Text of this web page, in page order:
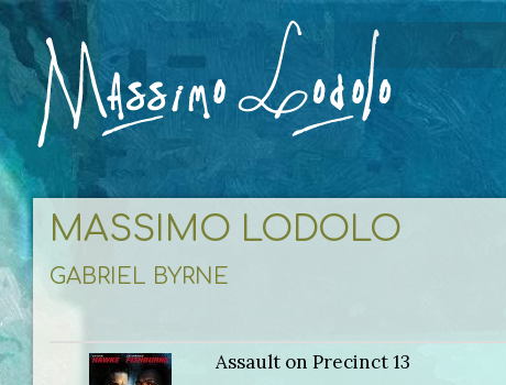
MASSIMO LODOLO
GABRIEL BYRNE
Assault on Precinct 13